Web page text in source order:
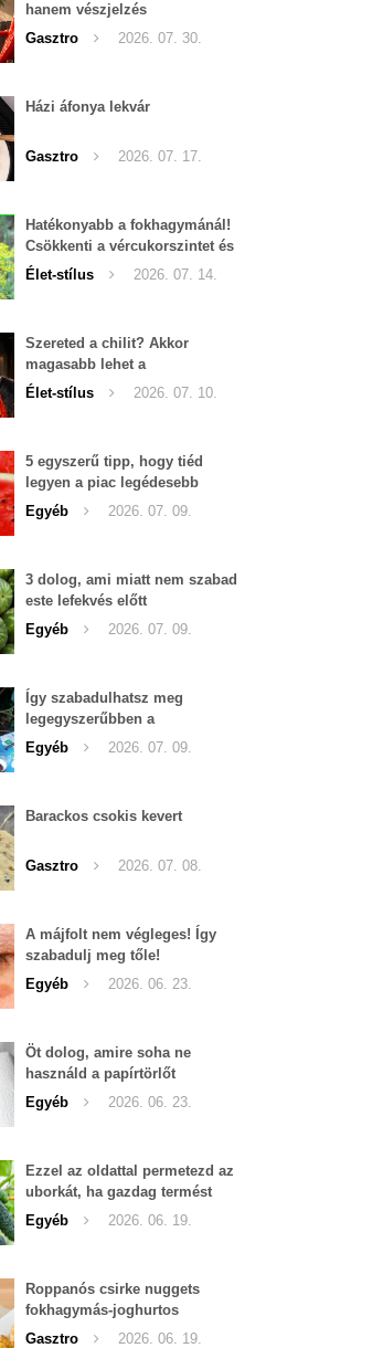
hanem vészjelzés
Gasztro
2026. 07. 30.
Házi áfonya lekvár
Gasztro 2026. 07. 17.
Hatékonyabb a fokhagymánál!
Csökkenti a vércukorszintet és
a magas vérnyomást is!
Élet-stílus 2026. 07. 14.
Szereted a chilit? Akkor
magasabb lehet a
tesztoszteron-szinted
Élet-stílus 2026. 07. 10.
5 egyszerű tipp, hogy tiéd
legyen a piac legédesebb
görögdinnyéje
Egyéb 2026. 07. 09.
3 dolog, ami miatt nem szabad
este lefekvés előtt
görögdinnyét enni
Egyéb 2026. 07. 09.
Így szabadulhatsz meg
legegyszerűbben a
pucércsigáktól
Egyéb 2026. 07. 09.
Barackos csokis kevert
Gasztro 2026. 07. 08.
A májfolt nem végleges! Így
szabadulj meg tőle!
Egyéb
2026. 06. 23.
Öt dolog, amire soha ne
használd a papírtörlőt
Egyéb
2026. 06. 23.
Ezzel az oldattal permetezd az
uborkát, ha gazdag termést
szeretnél begyűjteni
Egyéb 2026. 06. 19.
Roppanós csirke nuggets
fokhagymás-joghurtos
szósszal
Gasztro 2026. 06. 19.